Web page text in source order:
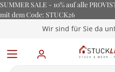
SUMMER SALE - 10% auf alle
mit dem Code: STUCK26
Wir sind für Sie da